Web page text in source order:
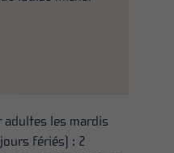
adultes les mardis
fériés) : 2